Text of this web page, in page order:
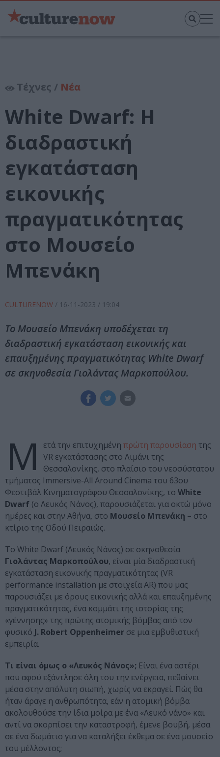
Τέχνες / Νέα
White Dwarf: H
διαδραστική
εγκατάσταση
εικονικής
πραγματικότητας
στο Μουσείο
Μπενάκη
CULTURENOW / 16-11-2023 / 19:04
Το Μουσείο Μπενάκη υποδέχεται τη
διαδραστική εγκατάσταση εικονικής και
επαυξημένης πραγματικότητας White Dwarf
σε σκηνοθεσία Γιολάντας Μαρκοπούλου.
Μ ετά την επιτυχημένη πρώτη παρουσίαση της
VR εγκατάστασης στο Λιμάνι της
Θεσσαλονίκης, στο πλαίσιο του νεοσύστατου
τμήματος Immersive-All Around Cinema του 63ου
Φεστιβάλ Κινηματογράφου Θεσσαλονίκης, το White
Dwarf (ο Λευκός Νάνος), παρουσιάζεται για οκτώ μόνο
ημέρες και στην Αθήνα, στο Μουσείο Μπενάκη – στο
κτίριο της Οδού Πειραιώς.
To White Dwarf (Λευκός Νάνος) σε σκηνοθεσία
Γιολάντας Μαρκοπούλου, είναι μία διαδραστική
εγκατάσταση εικονικής πραγματικότητας (VR
performance installation με στοιχεία AR) που μας
παρουσιάζει με όρους εικονικής αλλά και επαυξημένης
πραγματικότητας, ένα κομμάτι της ιστορίας της
«γέννησης» της πρώτης ατομικής βόμβας από τον
φυσικό J. Robert Oppenheimer σε μια εμβυθιστική
εμπειρία.
Τι είναι όμως ο «Λευκός Νάνος»; Είναι ένα αστέρι
που αφού εξάντλησε όλη του την ενέργεια, πεθαίνει
μέσα στην απόλυτη σιωπή, χωρίς να εκραγεί. Πώς θα
ήταν άραγε η ανθρωπότητα, εάν η ατομική βόμβα
ακολουθούσε την ίδια μοίρα με ένα «Λευκό νάνο» και
αντί να σκορπίσει την καταστροφή, έμενε βουβή, μέσα
σε ένα δωμάτιο για να καταλήξει έκθεμα σε ένα μουσείο
του μέλλοντος;